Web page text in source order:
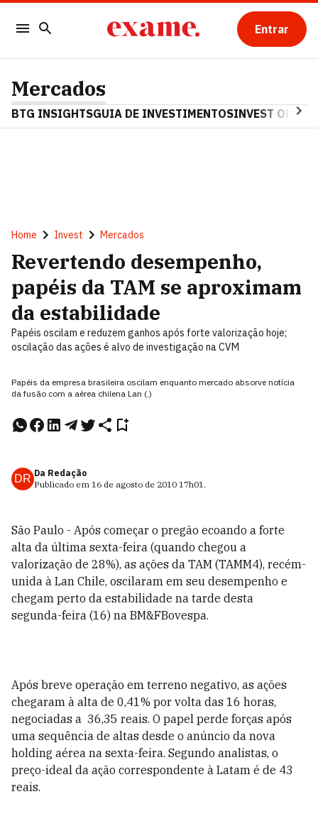
Entrar
Mercados
BTG INSIGHTSGUIA DE INVESTIMENTOSINVEST OPINA
Home Invest Mercados
Revertendo desempenho,
papéis da TAM se aproximam
da estabilidade
Papéis oscilam e reduzem ganhos após forte valorização hoje;
oscilação das ações é alvo de investigação na CVM
Papéis da empresa brasileira oscilam enquanto mercado absorve notícia
da fusão com a aérea chilena Lan (.)
DR Da Redação
Publicado em 16 de agosto de 2010 17h01.
São Paulo - Após começar o pregão ecoando a forte
alta da última sexta-feira (quando chegou a
valorização de 28%), as ações da TAM (TAMM4), recém-
unida à Lan Chile, oscilaram em seu desempenho e
chegam perto da estabilidade na tarde desta
segunda-feira (16) na BM&FBovespa.
Após breve operação em terreno negativo, as ações
chegaram à alta de 0,41% por volta das 16 horas,
negociadas a 36,35 reais. O papel perde forças após
uma sequência de altas desde o anúncio da nova
holding aérea na sexta-feira. Segundo analistas, o
preço-ideal da ação correspondente à Latam é de 43
reais.